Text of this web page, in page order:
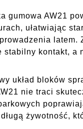
gumowa AW21
ułatwiając
latem.
stabilny kontakt, a
układ bloków
nie traci
żywotność,